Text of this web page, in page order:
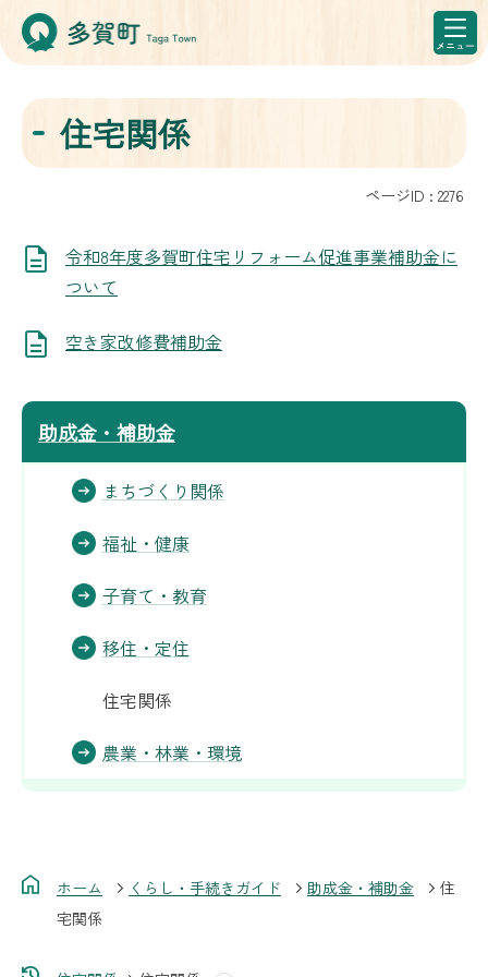
住宅関係
ページID : 2276
令和8年度多賀町住宅リフォーム促進事業補助金に
ついて
空き家改修費補助金
助成金・補助金
まちづくり関係
福祉・健康
子育て・教育
移住・定住
住宅関係
農業・林業・環境
ホーム くらし・手続きガイド 助成金・補助金
住
宅関係